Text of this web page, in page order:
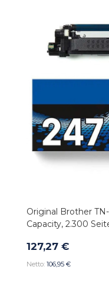
Original Brother
Capacity, 2.300
127,27 €
106,95 €